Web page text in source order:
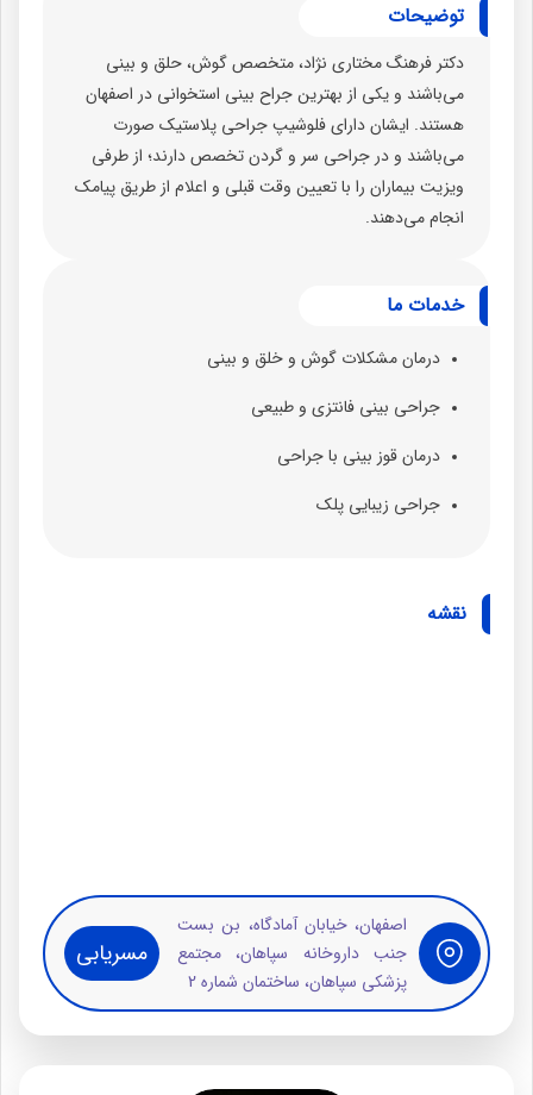
توضیحات
دکتر فرهنگ مختاری نژاد، متخصص گوش، حلق و بینی
می‌باشند و یکی از بهترین جراح بینی استخوانی در اصفهان
هستند. ایشان دارای فلوشیپ جراحی پلاستیک صورت
می‌باشند و در جراحی سر و گردن تخصص دارند؛ از طرفی
ویزیت بیماران را با تعیین وقت قبلی و اعلام از طریق پیامک
انجام می‌دهند.
خدمات ما
درمان مشکلات گوش و خلق و بینی
جراحی بینی فانتزی و طبیعی
درمان قوز بینی با جراحی
جراحی زیبایی پلک
نقشه
اصفهان، خیابان آمادگاه، بن بست
جنب داروخانه سپاهان، مجتمع
پزشکی سپاهان، ساختمان شماره 2
مسریابی